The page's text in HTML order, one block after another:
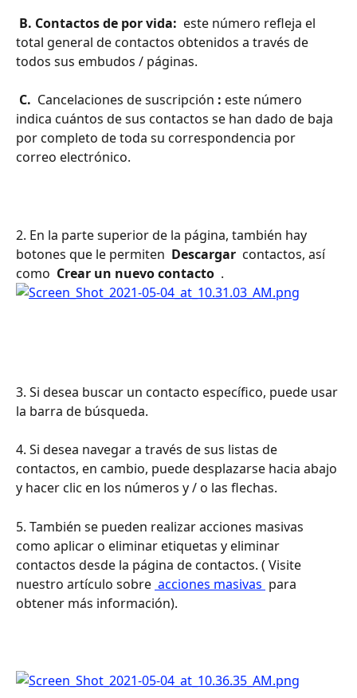
B. Contactos de por vida: este número refleja el
total general de contactos obtenidos a través de
todos sus embudos / páginas.
C. Cancelaciones de suscripción : este número
indica cuántos de sus contactos se han dado de baja
por completo de toda su correspondencia por
correo electrónico.
2. En la parte superior de la página, también hay
botones que le permiten Descargar contactos, así
como Crear un nuevo contacto .
3. Si desea buscar un contacto específico, puede usar
la barra de búsqueda.
4. Si desea navegar a través de sus listas de
contactos, en cambio, puede desplazarse hacia abajo
y hacer clic en los números y / o las flechas.
5. También se pueden realizar acciones masivas
como aplicar o eliminar etiquetas y eliminar
contactos desde la página de contactos. ( Visite
nuestro artículo sobre acciones masivas para
obtener más información).